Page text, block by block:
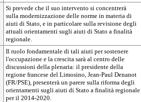
Si prevede che il suo intervento si concentrerà
sulla modernizzazione delle norme in materia di
aiuti di Stato, e in particolare sulla revisione degli
attuali orientamenti sugli aiuti di Stato a finalità
regionale.
Il ruolo fondamentale di tali aiuti per sostenere
l'occupazione e la crescita sarà al centro delle
discussioni della plenaria: il presidente della
regione francese del Limosino, Jean-Paul Denanot
(FR/PSE), presenterà un parere sulla riforma degli
orientamenti sugli aiuti di Stato a finalità regionale
per il 2014-2020.